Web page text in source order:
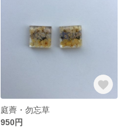
庭薺・勿忘草
950円